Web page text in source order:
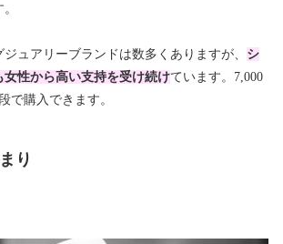
ュアリーブランドは数多くありますが、 シ
女性から高い支持を受け続けています。7,000
で購入できます。
り